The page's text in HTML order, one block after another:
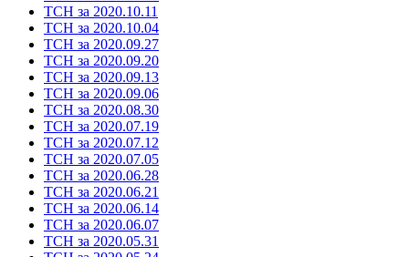
ТСН за 2020.10.11
ТСН за 2020.10.04
ТСН за 2020.09.27
ТСН за 2020.09.20
ТСН за 2020.09.13
ТСН за 2020.09.06
ТСН за 2020.08.30
ТСН за 2020.07.19
ТСН за 2020.07.12
ТСН за 2020.07.05
ТСН за 2020.06.28
ТСН за 2020.06.21
ТСН за 2020.06.14
ТСН за 2020.06.07
ТСН за 2020.05.31